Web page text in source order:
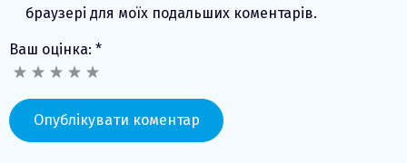
браузері для моїх подальших коментарів.
Ваш оцінка: *